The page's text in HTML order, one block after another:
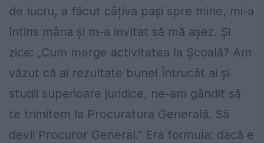
de lucru, a făcut câțiva pași spre mine, mi-a
întins mâna și m-a invitat să mă așez. Și
zice: „Cum merge activitatea la Școală? Am
văzut că ai rezultate bune! Întrucât ai și
studii superioare juridice, ne-am gândit să
te trimitem la Procuratura Generală. Să
devii Procuror General.” Era formula: dacă e